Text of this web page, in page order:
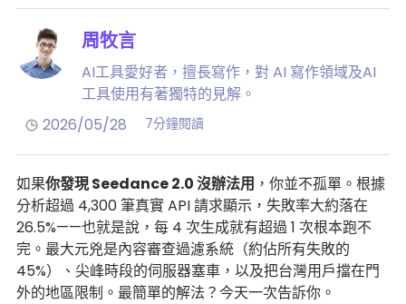
周牧言
AI工具愛好者，擅長寫作，對 AI 寫作領域及AI
工具使用有著獨特的見解。
2026/05/28
7分鐘閱讀
如果你發現 Seedance 2.0 沒辦法用 ，你並不孤單。根據
分析超過 4,300 筆真實 API 請求顯示，失敗率大約落在
26.5%——也就是說，每 4 次生成就有超過 1 次根本跑不
完。最大元兇是內容審查過濾系統（約佔所有失敗的
45%）、尖峰時段的伺服器塞車，以及把台灣用戶擋在門
外的地區限制。最簡單的解法？今天一次告訴你。